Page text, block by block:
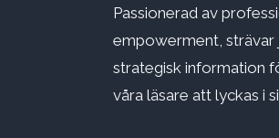
Passionerad av
empowerment, strävar
strategisk information
våra läsare att lyckas i